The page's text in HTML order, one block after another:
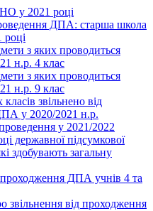
у 2021 році
ДПА: старша школа
році
з яких проводиться
н.р. 4 клас
з яких проводиться
н.р. 9 клас
звільнено від
у 2020/2021 н.р.
у 2021/2022
державної підсумкової
здобувають загальну
проходження ДПА учнів 4 та
від проходження